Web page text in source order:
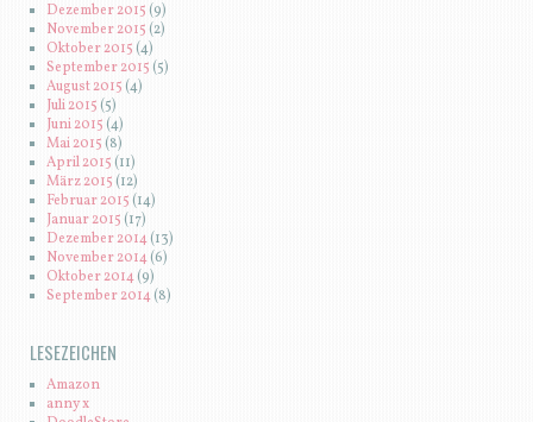
Dezember 2015 (9)
November 2015 (2)
Oktober 2015 (4)
September 2015 (5)
August 2015 (4)
Juli 2015 (5)
Juni 2015 (4)
Mai 2015(8)
April 2015 (11)
März 2015 (12)
Februar 2015 (14)
Januar 2015 (17)
Dezember 2014(13)
November 2014(6)
Oktober 2014(9)
September 2014(8)
LESEZEICHEN
Amazon
anny x